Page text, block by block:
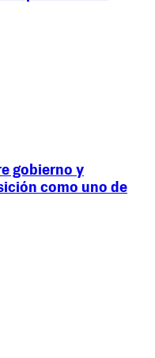
gobierno y
como uno de